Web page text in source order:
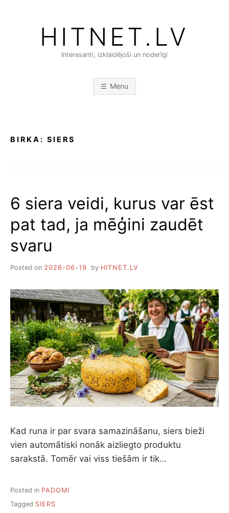
HITNET.LV
Interesanti, izklaidējoši un noderīgi
Menu
BIRKA: SIERS
6 siera veidi, kurus var ēst
pat tad, ja mēģini zaudēt
svaru
Posted on 2026-06-19 by HITNET.LV
Kad runa ir par svara samazināšanu, siers bieži
vien automātiski nonāk aizliegto produktu
sarakstā. Tomēr vai viss tiešām ir tik…
Posted in PADOMI
Tagged SIERS